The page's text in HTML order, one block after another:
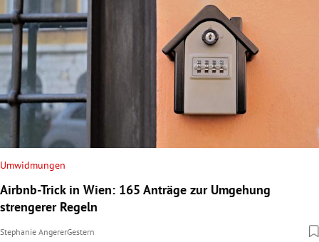
Umwidmungen
Airbnb-Trick in Wien: 165 Anträge zur Umgehung
strengerer Regeln
Stephanie AngererGestern